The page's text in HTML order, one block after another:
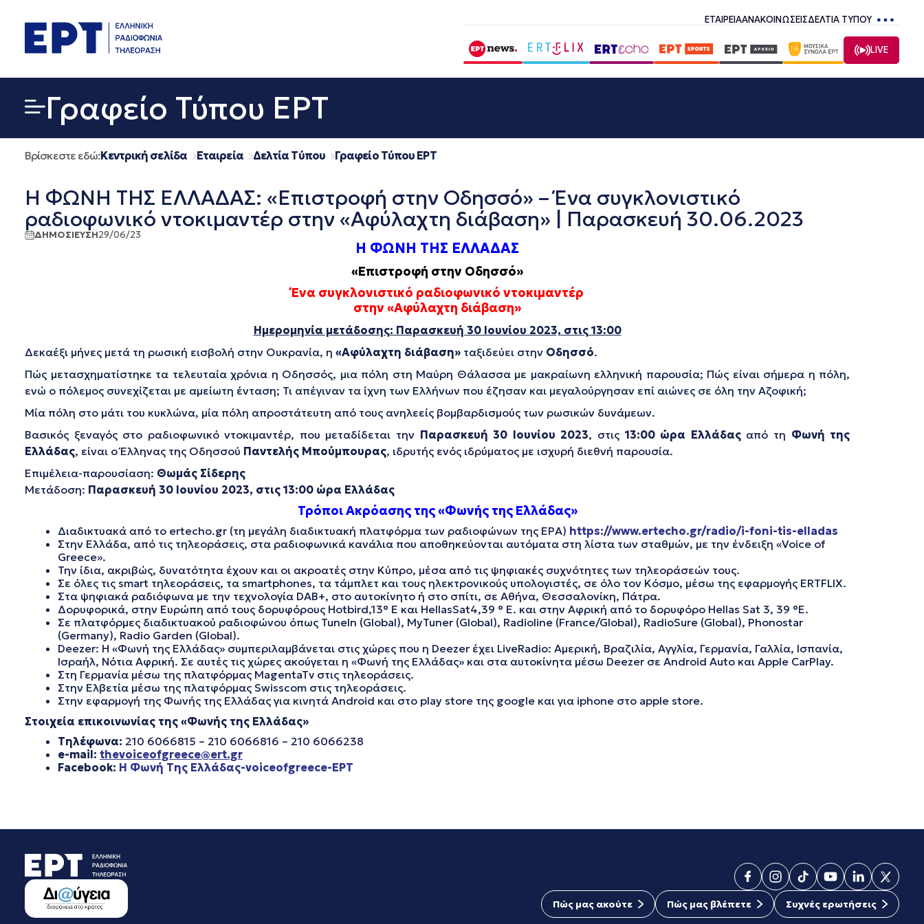
περιεχόμενο
ΕΤΑΙΡΕΙΑΑΝΑΚΟΙΝΩΣΕΙΣΔΕΛΤΙΑ ΤΥΠΟΥ
LIVE
Γραφείο Τύπου ΕΡΤ
Βρίσκεστε εδώ:Κεντρική σελίδα Εταιρεία Δελτία Τύπου Γραφείο Τύπου ΕΡΤ
Η ΦΩΝΗ ΤΗΣ ΕΛΛΑΔΑΣ: «Επιστροφή στην Οδησσό» – Ένα συγκλονιστικό
ραδιοφωνικό ντοκιμαντέρ στην «Αφύλαχτη διάβαση» | Παρασκευή 30.06.2023
ΔΗΜΟΣΙΕΥΣΗ29/06/23
Η ΦΩΝΗ ΤΗΣ ΕΛΛΑΔΑΣ
«Επιστροφή στην Οδησσό»
Ένα συγκλονιστικό ραδιοφωνικό ντοκιμαντέρ
στην «Αφύλαχτη διάβαση»
Ημερομηνία μετάδοσης: Παρασκευή 30 Ιουνίου 2023, στις 13:00
Δεκαέξι μήνες μετά τη ρωσική εισβολή στην Ουκρανία, η «Αφύλαχτη διάβαση» ταξιδεύει στην Οδησσό.
Πώς μετασχηματίστηκε τα τελευταία χρόνια η Οδησσός, μια πόλη στη Μαύρη Θάλασσα με μακραίωνη ελληνική παρουσία; Πώς είναι σήμερα η πόλη,
ενώ ο πόλεμος συνεχίζεται με αμείωτη ένταση; Τι απέγιναν τα ίχνη των Ελλήνων που έζησαν και μεγαλούργησαν επί αιώνες σε όλη την Αζοφική;
Μία πόλη στο μάτι του κυκλώνα, μία πόλη απροστάτευτη από τους ανηλεείς βομβαρδισμούς των ρωσικών δυνάμεων.
Βασικός ξεναγός στο ραδιοφωνικό ντοκιμαντέρ, που μεταδίδεται την Παρασκευή 30 Ιουνίου 2023, στις 13:00 ώρα Ελλάδας από τη Φωνή της
Ελλάδας, είναι ο Έλληνας της Οδησσού Παντελής Μπούμπουρας, ιδρυτής ενός ιδρύματος με ισχυρή διεθνή παρουσία.
Επιμέλεια-παρουσίαση: Θωμάς Σίδερης
Μετάδοση: Παρασκευή 30 Ιουνίου 2023, στις 13:00 ώρα Ελλάδας
Τρόποι Ακρόασης της «Φωνής της Ελλάδας»
Διαδικτυακά από το ertecho.gr (τη μεγάλη διαδικτυακή πλατφόρμα των ραδιοφώνων της ΕΡΑ) https://www.ertecho.gr/radio/i-foni-tis-elladas
Στην Ελλάδα, από τις τηλεοράσεις, στα ραδιοφωνικά κανάλια που αποθηκεύονται αυτόματα στη λίστα των σταθμών, με την ένδειξη «Voice of
Greece».
Την ίδια, ακριβώς, δυνατότητα έχουν και οι ακροατές στην Κύπρο, μέσα από τις ψηφιακές συχνότητες των τηλεοράσεών τους.
Σε όλες τις smart τηλεοράσεις, τα smartphones, τα τάμπλετ και τους ηλεκτρονικούς υπολογιστές, σε όλο τον Κόσμο, μέσω της εφαρμογής ERTFLIX.
Στα ψηφιακά ραδιόφωνα με την τεχνολογία DAB+, στο αυτοκίνητο ή στο σπίτι, σε Αθήνα, Θεσσαλονίκη, Πάτρα.
Δορυφορικά, στην Ευρώπη από τους δορυφόρους Hotbird,13° E και HellasSat4,39 ° E. και στην Αφρική από το δορυφόρο Hellas Sat 3, 39 °E.
Σε πλατφόρμες διαδικτυακού ραδιοφώνου όπως TuneIn (Global), MyTuner (Global), Radioline (France/Global), RadioSure (Global), Phonostar
(Germany), Radio Garden (Global).
Deezer: Η «Φωνή της Ελλάδας» συμπεριλαμβάνεται στις χώρες που η Deezer έχει LiveRadio: Αμερική, Βραζιλία, Αγγλία, Γερμανία, Γαλλία, Ισπανία,
Ισραήλ, Νότια Αφρική. Σε αυτές τις χώρες ακούγεται η «Φωνή της Ελλάδας» και στα αυτοκίνητα μέσω Deezer σε Android Auto και Apple CarPlay.
Στη Γερμανία μέσω της πλατφόρμας MagentaTv στις τηλεοράσεις.
Στην Ελβετία μέσω της πλατφόρμας Swisscom στις τηλεοράσεις.
Στην εφαρμογή της Φωνής της Ελλάδας για κινητά Android και στο play store της google και για iphone στο apple store.
Στοιχεία επικοινωνίας της «Φωνής της Ελλάδας»
Τηλέφωνα: 210 6066815 – 210 6066816 – 210 6066238
e-mail: thevoiceofgreece@ert.gr
Facebook: Η Φωνή Της Ελλάδας-voiceofgreece-ΕΡΤ
Πώς μας ακούτε Πώς μας βλέπετε Συχνές ερωτήσεις